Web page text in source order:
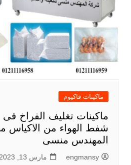
ماكينات فاكيوم
ماكينات تغليف الفراخ
المهندس منسى
engmansy مارس 13, 2023